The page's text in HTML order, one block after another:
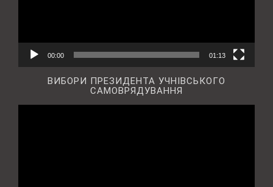
00:00 01:13
ВИБОРИ ПРЕЗИДЕНТА УЧНІВСЬКОГО
САМОВРЯДУВАННЯ